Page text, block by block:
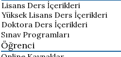
Lisans Ders İçerikleri
Yüksek Lisans Ders İçerikleri
Doktora Ders İçerikleri
Sınav Programları
Öğrenci